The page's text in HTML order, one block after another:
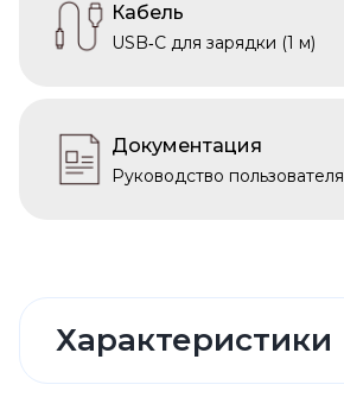
Кабель
USB‑C для зарядки (1 м)
Документация
Руководство пользователя
Характеристики